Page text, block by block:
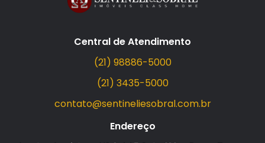
Central de Atendimento
(21) 98886-5000
(21) 3435-5000
contato@sentineliesobral.com.br
Endereço